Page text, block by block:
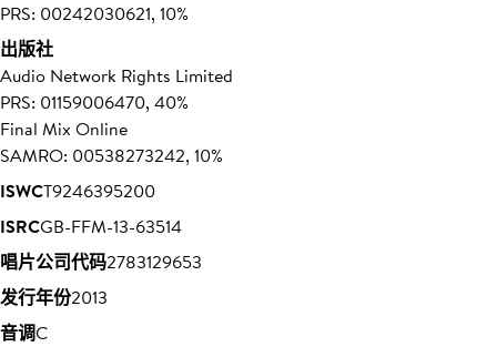
PRS: 00242030621, 10%
出版社
Audio Network Rights Limited
PRS: 01159006470, 40%
Final Mix Online
SAMRO: 00538273242, 10%
ISWCT9246395200
ISRCGB-FFM-13-63514
唱片公司代码2783129653
发行年份2013
音调C